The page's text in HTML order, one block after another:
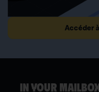
Accéder
IN YOUR